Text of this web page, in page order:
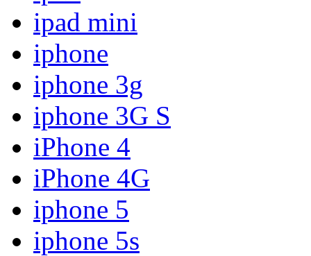
ipad mini
iphone
iphone 3g
iphone 3G S
iPhone 4
iPhone 4G
iphone 5
iphone 5s